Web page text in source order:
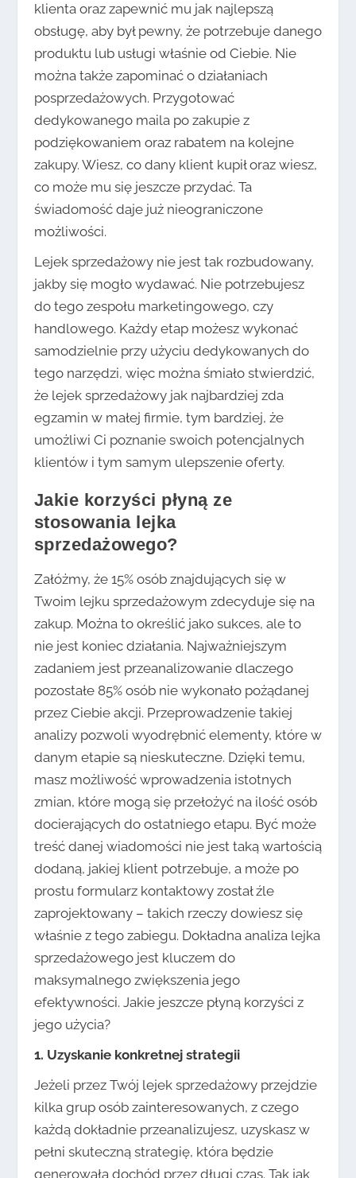
klienta oraz zapewnić mu jak najlepszą
obsługę, aby był pewny, że potrzebuje danego
produktu lub usługi właśnie od Ciebie. Nie
można także zapominać o działaniach
posprzedażowych. Przygotować
dedykowanego maila po zakupie z
podziękowaniem oraz rabatem na kolejne
zakupy. Wiesz, co dany klient kupił oraz wiesz,
co może mu się jeszcze przydać. Ta
świadomość daje już nieograniczone
możliwości.
Lejek sprzedażowy nie jest tak rozbudowany,
jakby się mogło wydawać. Nie potrzebujesz
do tego zespołu marketingowego, czy
handlowego. Każdy etap możesz wykonać
samodzielnie przy użyciu dedykowanych do
tego narzędzi, więc można śmiało stwierdzić,
że lejek sprzedażowy jak najbardziej zda
egzamin w małej firmie, tym bardziej, że
umożliwi Ci poznanie swoich potencjalnych
klientów i tym samym ulepszenie oferty.
Jakie korzyści płyną ze
stosowania lejka
sprzedażowego?
Załóżmy, że 15% osób znajdujących się w
Twoim lejku sprzedażowym zdecyduje się na
zakup. Można to określić jako sukces, ale to
nie jest koniec działania. Najważniejszym
zadaniem jest przeanalizowanie dlaczego
pozostałe 85% osób nie wykonało pożądanej
przez Ciebie akcji. Przeprowadzenie takiej
analizy pozwoli wyodrębnić elementy, które w
danym etapie są nieskuteczne. Dzięki temu,
masz możliwość wprowadzenia istotnych
zmian, które mogą się przełożyć na ilość osób
docierających do ostatniego etapu. Być może
treść danej wiadomości nie jest taką wartością
dodaną, jakiej klient potrzebuje, a może po
prostu formularz kontaktowy został źle
zaprojektowany – takich rzeczy dowiesz się
właśnie z tego zabiegu. Dokładna analiza lejka
sprzedażowego jest kluczem do
maksymalnego zwiększenia jego
efektywności. Jakie jeszcze płyną korzyści z
jego użycia?
1. Uzyskanie konkretnej strategii
Jeżeli przez Twój lejek sprzedażowy przejdzie
kilka grup osób zainteresowanych, z czego
każdą dokładnie przeanalizujesz, uzyskasz w
pełni skuteczną strategię, która będzie
generowała dochód przez długi czas. Tak jak